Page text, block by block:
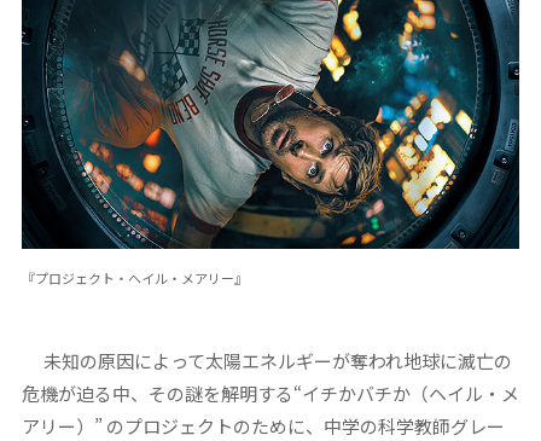
『プロジェクト・ヘイル・メアリー』
未知の原因によって太陽エネルギーが奪われ地球に滅亡の
危機が迫る中、その謎を解明する“イチかバチか（ヘイル・メ
アリー）” のプロジェクトのために、中学の科学教師グレー